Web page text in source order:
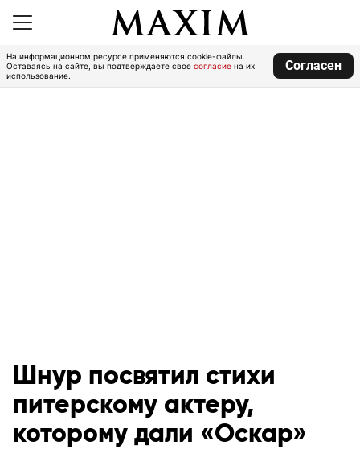
На информационном ресурсе применяются cookie-файлы.
Оставаясь на сайте, вы подтверждаете свое согласие на их
использование.
Согласен
Шнур посвятил стихи
питерскому актеру,
которому дали «Оскар»